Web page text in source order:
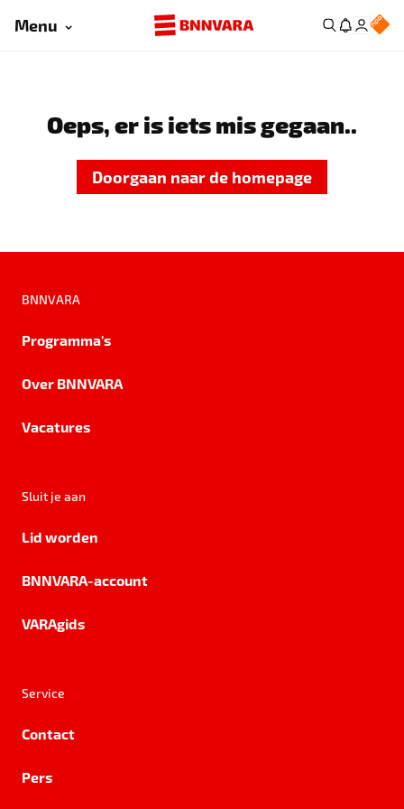
Menu
Oeps, er is iets mis gegaan..
Doorgaan naar de homepage
BNNVARA
Programma's
Over BNNVARA
Vacatures
Sluit je aan
Lid worden
BNNVARA-account
VARAgids
Service
Contact
Pers